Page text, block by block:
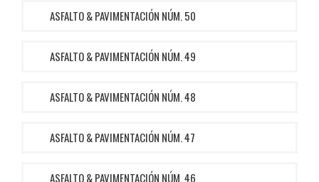
ASFALTO & PAVIMENTACIÓN NÚM. 50
ASFALTO & PAVIMENTACIÓN NÚM. 49
ASFALTO & PAVIMENTACIÓN NÚM. 48
ASFALTO & PAVIMENTACIÓN NÚM. 47
ASFALTO & PAVIMENTACIÓN NÚM. 46